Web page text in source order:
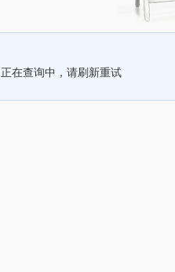
正在查询中，请刷新重试